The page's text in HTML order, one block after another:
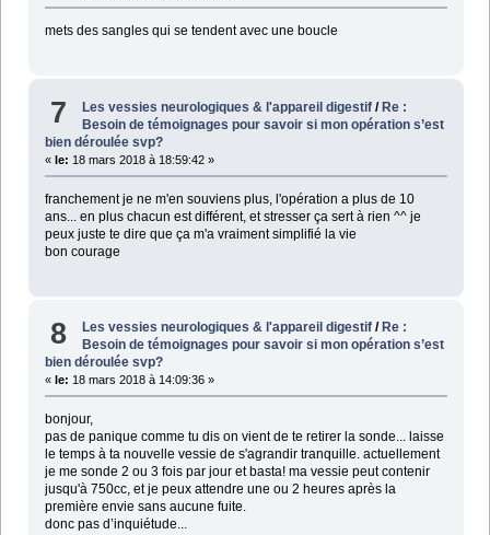
mets des sangles qui se tendent avec une boucle
7 Les vessies neurologiques & l'appareil digestif /Re :
Besoin de témoignages pour savoir si mon opération s’est
bien déroulée svp?
« le: 18 mars 2018 à 18:59:42 »
franchement je ne m'en souviens plus, l'opération a plus de 10
ans... en plus chacun est différent, et stresser ça sert à rien ^^ je
peux juste te dire que ça m'a vraiment simplifié la vie
bon courage
8 Les vessies neurologiques & l'appareil digestif / Re :
Besoin de témoignages pour savoir si mon opération s’est
bien déroulée svp?
« le: 18 mars 2018 à 14:09:36 »
bonjour,
pas de panique comme tu dis on vient de te retirer la sonde... laisse
le temps à ta nouvelle vessie de s'agrandir tranquille. actuellement
je me sonde 2 ou 3 fois par jour et basta! ma vessie peut contenir
jusqu'à 750cc, et je peux attendre une ou 2 heures après la
première envie sans aucune fuite.
donc pas d’inquiétude...